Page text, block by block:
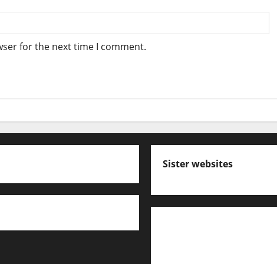
for the next time I comment.
Sister websites